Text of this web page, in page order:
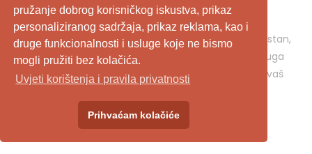
pružanje dobrog korisničkog iskustva, prikaz
personaliziranog sadržaja, prikaz reklama, kao i
druge funkcionalnosti i usluge koje ne bismo
mogli pružiti bez kolačića.
Uvjeti korištenja i pravila privatnosti
Prihvaćam kolačiće
SveHrNekretnine.com predstavlja sveobuhvatan
pretraživač/oglašivač nekretnina. Ukoliko je u pitanju stan,
kuća, vikendica, zemljište, poslovni prostor, ili neka druga
nekretnina, svehrnekretnine.com je pravo mjesto za vaš